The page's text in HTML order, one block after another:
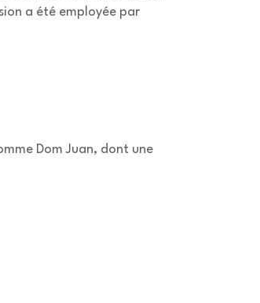
a été employée par
Dom Juan, dont une